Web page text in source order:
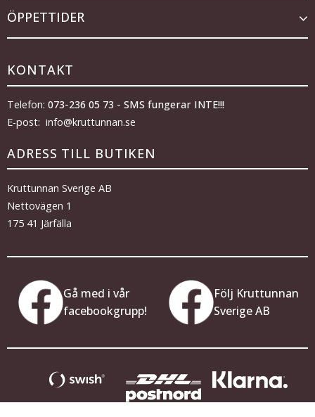
ÖPPETTIDER
KONTAKT
Telefon: 073-236 05 73 - SMS fungerar INTE!!!
E-post: info@kruttunnan.se
ADRESS TILL BUTIKEN
Kruttunnan Sverige AB
Nettovägen 1
175 41 Järfälla
Gå med i vår
facebookgrupp!
Följ Kruttunnan
Sverige AB